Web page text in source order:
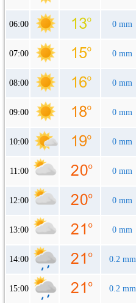
06:00 0 mm
07:00 0 mm
08:00 0 mm
09:00 0 mm
10:00 0 mm
11:00 0 mm
12:00 0 mm
13:00 0 mm
14:00 0.2 mm
15:00 0.2 mm